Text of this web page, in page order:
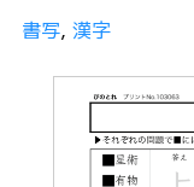
書写, 漢字